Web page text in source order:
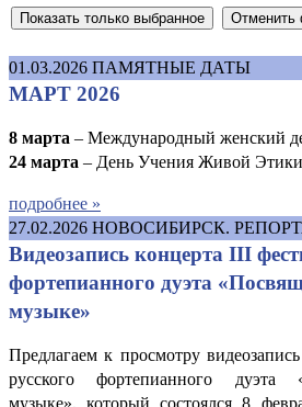
01.03.2026 ПАМЯТНЫЕ ДАТЫ
МАРТ 2026
8 марта – Международный женский
24 марта – День Учения Живой
подробнее »
27.02.2026 НОВОСИБИРСК.
Видеозапись концерта III
фортепианного дуэта
музыке»
Предлагаем к просмотру
русского фортепианного дуэта
музыке», который состоялся 8